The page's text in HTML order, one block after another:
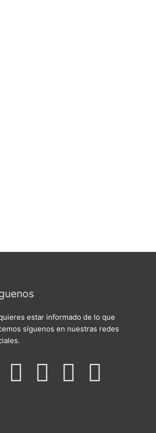
estar informado de lo que
síguenos en nuestras redes
F
I
T
Y